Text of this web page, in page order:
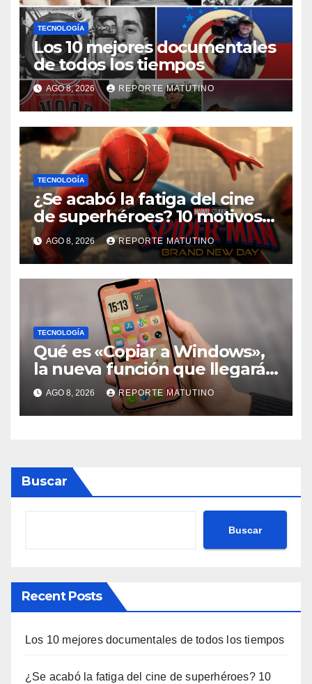
TECNOLOGÍA
Los 10 mejores documentales
de todos los tiempos
AGO 8, 2026 REPORTE MATUTINO
TECNOLOGÍA
¿Se acabó la fatiga del cine
de superhéroes? 10 motivos
por los que ‘Spider-Man:
Brand New Day» desmiente
esa teoría
AGO 8, 2026 REPORTE MATUTINO
TECNOLOGÍA
Qué es «Copiar a Windows»,
la nueva función que llegará
al iPhone solo para Europa
AGO 8, 2026 REPORTE MATUTINO
Buscar
Buscar
Recent Posts
Los 10 mejores documentales de todos los tiempos
¿Se acabó la fatiga del cine de superhéroes? 10